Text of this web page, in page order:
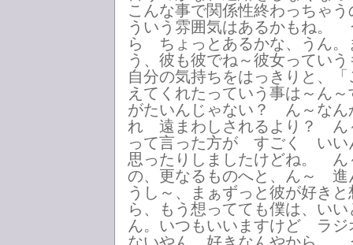
こんな事で関係性終わっちゃ
ういう雰囲気はあるかもね
ら ちょっとあるかな、うん。
う、彼も彼でね～彼女ってい
自分の気持ちをはっきりと、
えてくれたっていう事は～
がたいんじゃない？ ん～なん
れ 遠まわしされるより？
って言った方が すごく いい
思ったりしましたけどね。
の、更なるものへと、ん～ 進
うし～、まぁずっと彼が好き
ら、もう想ってても僕は、い
ん。いつもいいますけど ラ